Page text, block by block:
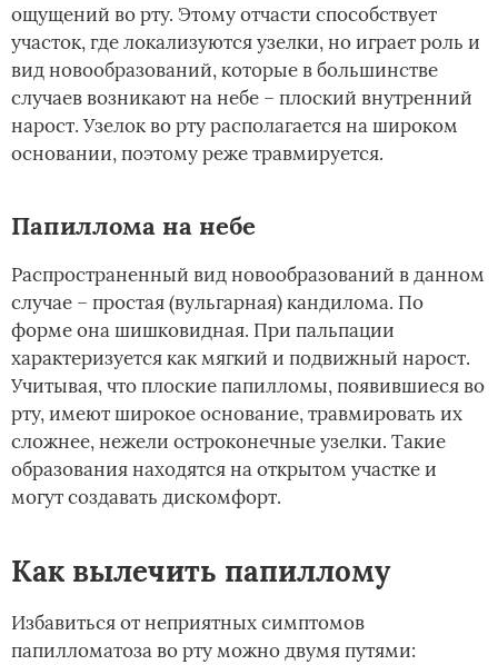
ощущений во рту. Этому отчасти способствует
участок, где локализуются узелки, но играет роль и
вид новообразований, которые в большинстве
случаев возникают на небе – плоский внутренний
нарост. Узелок во рту располагается на широком
основании, поэтому реже травмируется.
Папиллома на небе
Распространенный вид новообразований в данном
случае – простая (вульгарная) кандилома. По
форме она шишковидная. При пальпации
характеризуется как мягкий и подвижный нарост.
Учитывая, что плоские папилломы, появившиеся во
рту, имеют широкое основание, травмировать их
сложнее, нежели остроконечные узелки. Такие
образования находятся на открытом участке и
могут создавать дискомфорт.
Как вылечить папиллому
Избавиться от неприятных симптомов
папилломатоза во рту можно двумя путями: